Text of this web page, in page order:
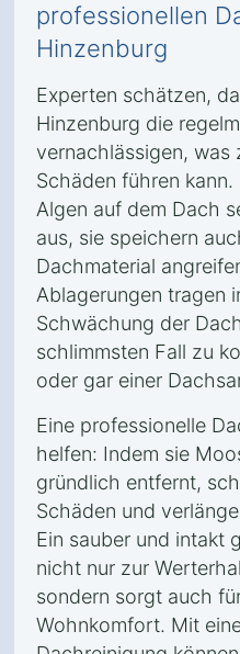
professionellen
Hinzenburg
Experten schätzen,
Hinzenburg die
vernachlässigen, was
Schäden führen
Algen auf dem Dach
aus, sie speichern
Dachmaterial
Ablagerungen tragen
Schwächung der
schlimmsten Fall zu
oder gar einer
Eine professionelle
helfen: Indem sie
gründlich entfernt,
Schäden und
Ein sauber und intakt
nicht nur zur
sondern sorgt auch
Wohnkomfort. Mit